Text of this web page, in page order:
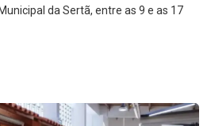
da Sertã, entre as 9 e as 17